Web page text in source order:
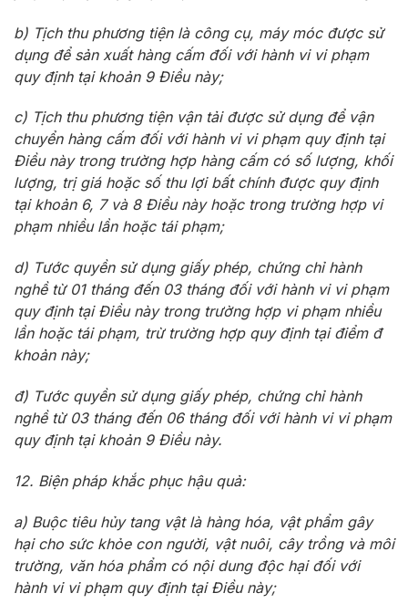
b) Tịch thu phương tiện là công cụ, máy móc được sử
dụng để sản xuất hàng cấm đối với hành vi vi phạm
quy định tại khoản 9 Điều này;
c) Tịch thu phương tiện vận tải được sử dụng để vận
chuyển hàng cấm đối với hành vi vi phạm quy định tại
Điều này trong trường hợp hàng cấm có số lượng, khối
lượng, trị giá hoặc số thu lợi bất chính được quy định
tại khoản 6, 7 và 8 Điều này hoặc trong trường hợp vi
phạm nhiều lần hoặc tái phạm;
d) Tước quyền sử dụng giấy phép, chứng chỉ hành
nghề từ 01 tháng đến 03 tháng đối với hành vi vi phạm
quy định tại Điều này trong trường hợp vi phạm nhiều
lần hoặc tái phạm, trừ trường hợp quy định tại điểm đ
khoản này;
đ) Tước quyền sử dụng giấy phép, chứng chỉ hành
nghề từ 03 tháng đến 06 tháng đối với hành vi vi phạm
quy định tại khoản 9 Điều này.
12. Biện pháp khắc phục hậu quả:
a) Buộc tiêu hủy tang vật là hàng hóa, vật phẩm gây
hại cho sức khỏe con người, vật nuôi, cây trồng và môi
trường, văn hóa phẩm có nội dung độc hại đối với
hành vi vi phạm quy định tại Điều này;